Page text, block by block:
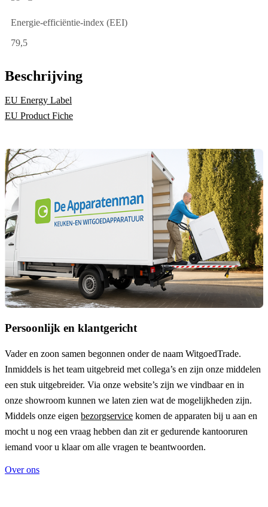
Energie-efficiëntie-index (EEI)
79,5
Beschrijving
EU Energy Label
EU Product Fiche
Persoonlijk en klantgericht
Vader en zoon samen begonnen onder de naam WitgoedTrade.
Inmiddels is het team uitgebreid met collega’s en zijn onze middelen
een stuk uitgebreider. Via onze website’s zijn we vindbaar en in
onze showroom kunnen we laten zien wat de mogelijkheden zijn.
Middels onze eigen bezorgservice komen de apparaten bij u aan en
mocht u nog een vraag hebben dan zit er gedurende kantooruren
iemand voor u klaar om alle vragen te beantwoorden.
Over ons